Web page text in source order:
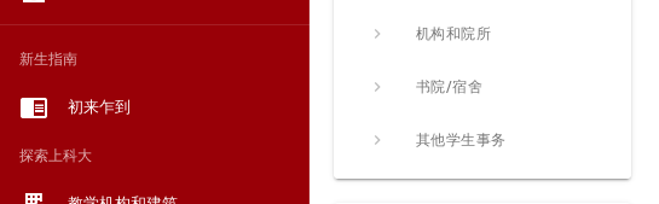
新生指南
初来乍到
探索上科大
机构和院所
书院/宿舍
其他学生事务